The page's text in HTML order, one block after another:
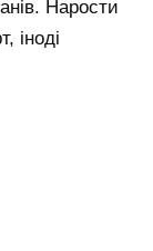
Нарости
іноді